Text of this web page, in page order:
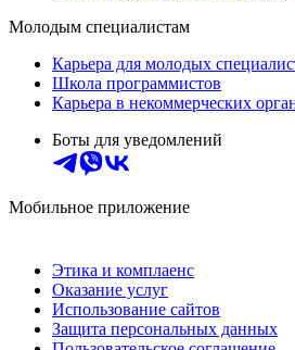
Молодым специалистам
Карьера для молодых
Школа программистов
Карьера в некоммерческих
Боты для уведомлений
Мобильное приложение
Этика и комплаенс
Оказание услуг
Использование сайтов
Защита персональных данных